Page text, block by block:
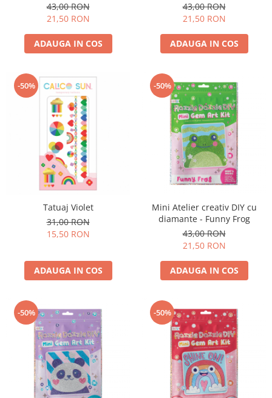
43,00 RON
21,50 RON
ADAUGA IN COS
43,00 RON
21,50 RON
ADAUGA IN COS
-50%
Tatuaj Violet
31,00 RON
15,50 RON
ADAUGA IN COS
-50%
Mini Atelier creativ DIY cu
diamante - Funny Frog
43,00 RON
21,50 RON
ADAUGA IN COS
-50% -50%